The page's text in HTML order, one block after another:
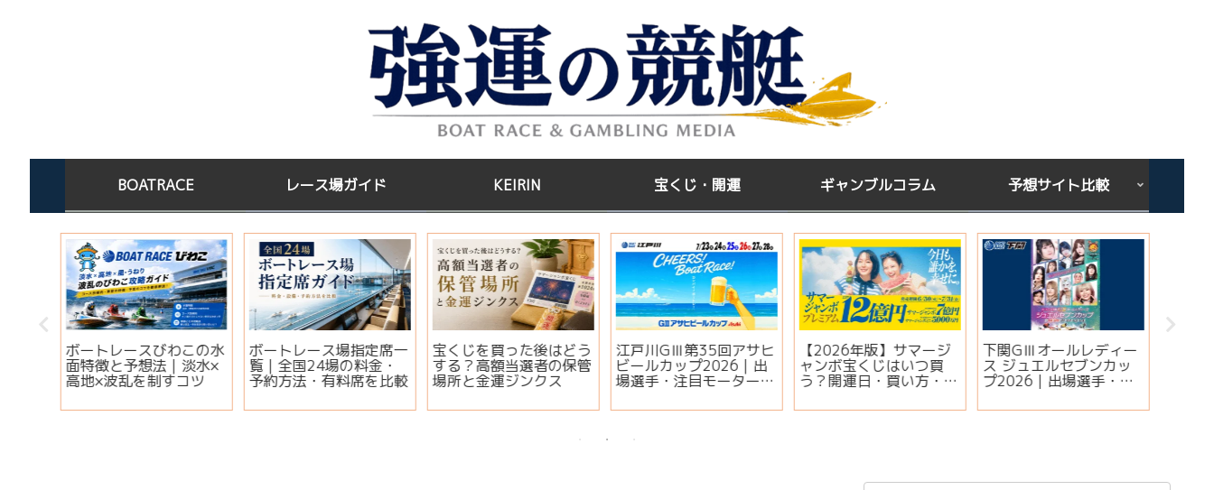
BOATRACE レース場ガイド KEIRIN 宝くじ・開運 ギャンブルコラム 予想サイト比較
ボートレース場指定席一
覧｜全国24場の料金・
予約方法・有料席を比較
宝くじを買った後はどう
する？高額当選者の保管
場所と金運ジンクス
江戸川GⅢ第35回アサヒ
ビールカップ2026｜出
場選手・注目モーター・
【2026年版】サマージ
ャンボ宝くじはいつ買
う？開運日・買い方・連
説
下関GⅢオールレディー
ス ジュエルセブンカッ
プ2026｜出場選手・注
報まとめ
宝くじを買う時間は関係
ある？朝・昼・夜で当た
りやすい時間帯と金運ジ